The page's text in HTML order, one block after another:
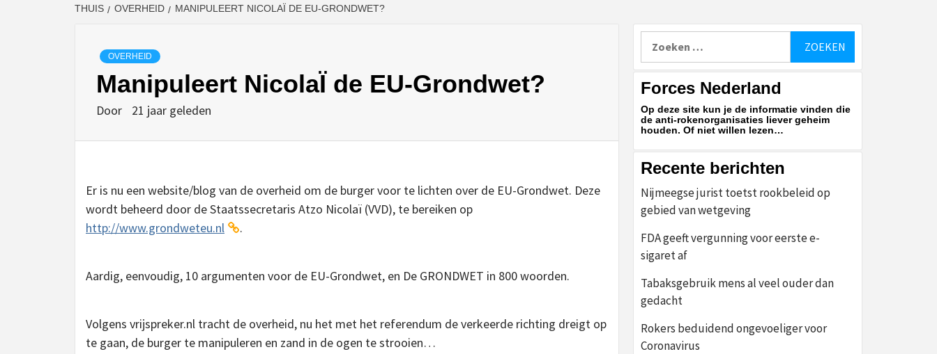
THUIS OVERHEID MANIPULEERT NICOLAÏ DE EU-GRONDWET?
OVERHEID
Manipuleert NicolaÏ de EU-Grondwet?
Door 21 jaar geleden
Er is nu een website/blog van de overheid om de burger voor te lichten over de EU-Grondwet. Deze
wordt beheerd door de Staatssecretaris Atzo Nicolaï (VVD), te bereiken op
http://www.grondweteu.nl
.
Aardig, eenvoudig, 10 argumenten voor de EU-Grondwet, en De GRONDWET in 800 woorden.
Volgens vrijspreker.nl tracht de overheid, nu het met het referendum de verkeerde richting dreigt op
te gaan, de burger te manipuleren en zand in de ogen te strooien…
naar:
Forces Nederland
Op deze site kun je de informatie vinden die
de anti-rokenorganisaties liever geheim
houden. Of niet willen lezen…
Recente berichten
Nijmeegse jurist toetst rookbeleid op
gebied van wetgeving
FDA geeft vergunning voor eerste e-
sigaret af
Tabaksgebruik mens al veel ouder dan
gedacht
Rokers beduidend ongevoeliger voor
Coronavirus